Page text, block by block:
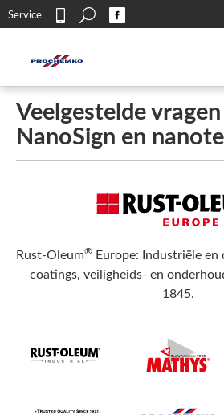
Service ContactSearch
Veelgestelde
NanoSign en
Rust-Oleum® Europe: Industriële
coatings, veiligheids- en
1845.